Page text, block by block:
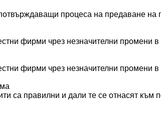
процеса на предаване на
фирми чрез незначителни промени
фирми чрез незначителни промени
са правилни и дали те се отнасят към